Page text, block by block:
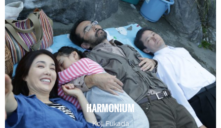
HARMONIUM
Koji Fukada